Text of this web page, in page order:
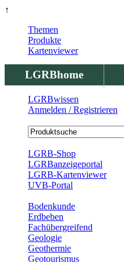
↑
LGRBhome
Themen
Produkte
Kartenviewer
LGRBwissen
Anmelden / Registrieren
LGRB-Shop
LGRBanzeigeportal
LGRB-Kartenviewer
UVB-Portal
Bodenkunde
Erdbeben
Fachübergreifend
Geologie
Geothermie
Geotourismus